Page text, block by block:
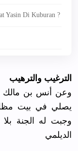
Yasin Di Kuburan ?
الترغيب والترهيب
وعن أنس بن مالك
يصلي في بيت
وجبت له الجنة
الديلمي